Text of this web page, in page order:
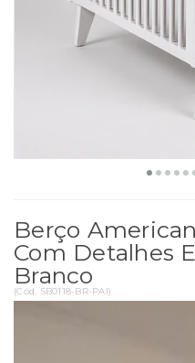
Berço
Com Detalhes
Branco
(Cód. SB0118-BR-PAI)